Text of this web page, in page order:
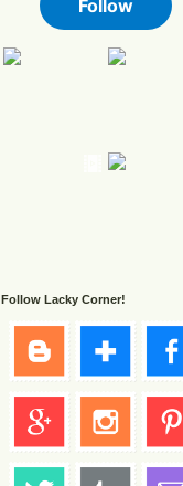
Follow Lacky Corner!